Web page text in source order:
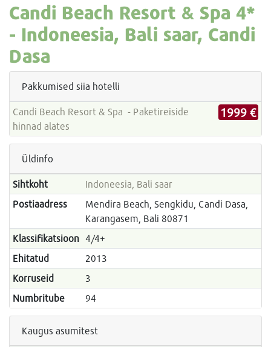
Candi Beach Resort & Spa 4*
- Indoneesia, Bali saar, Candi
Dasa
Pakkumised siia hotelli
Candi Beach Resort & Spa - Paketireiside
hinnad alates
1999 €
Üldinfo
Sihtkoht
Indoneesia, Bali saar
Postiaadress
Mendira Beach, Sengkidu, Candi Dasa,
Karangasem, Bali 80871
Klassifikatsioon 4/4+
Ehitatud
2013
Korruseid
3
Numbritube
94
Kaugus asumitest